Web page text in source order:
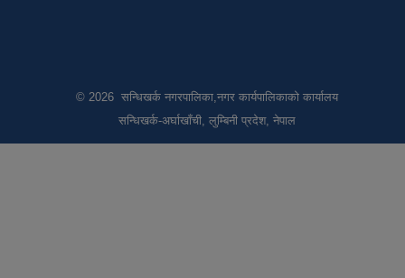
© 2026 सन्धिखर्क नगरपालिका,नगर कार्यपालिकाको कार्यालय
सन्धिखर्क-अर्घाखाँची, लुम्बिनी प्रदेश, नेपाल